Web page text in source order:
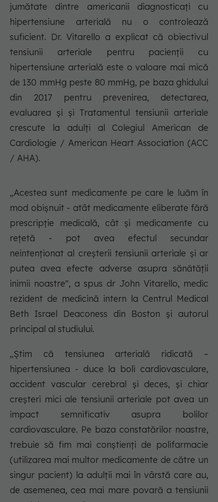
jumătate dintre americanii diagnosticați cu
hipertensiune arterială nu o controlează
suficient. Dr. Vitarello a explicat că obiectivul
tensiunii arteriale pentru pacienții cu
hipertensiune arterială este o valoare mai mică
de 130 mmHg peste 80 mmHg, pe baza ghidului
din 2017 pentru prevenirea, detectarea,
evaluarea și și Tratamentul tensiunii arteriale
crescute la adulți al Colegiul American de
Cardiologie / American Heart Association (ACC
/ AHA).
„Acestea sunt medicamente pe care le luăm în
mod obișnuit - atât medicamente eliberate fără
prescripție medicală, cât și medicamente cu
rețetă - pot avea efectul secundar
neintenționat al creșterii tensiunii arteriale și ar
putea avea efecte adverse asupra sănătății
inimii noastre", a spus dr John Vitarello, medic
rezident de medicină intern la Centrul Medical
Beth Israel Deaconess din Boston și autorul
principal al studiului.
„Știm că tensiunea arterială ridicată –
hipertensiunea - duce la boli cardiovasculare,
accident vascular cerebral și deces, și chiar
creșteri mici ale tensiunii arteriale pot avea un
impact semnificativ asupra bolilor
cardiovasculare. Pe baza constatărilor noastre,
trebuie să fim mai conștienți de polifarmacie
(utilizarea mai multor medicamente de către un
singur pacient) la adulții mai în vârstă care au,
de asemenea, cea mai mare povară a tensiunii